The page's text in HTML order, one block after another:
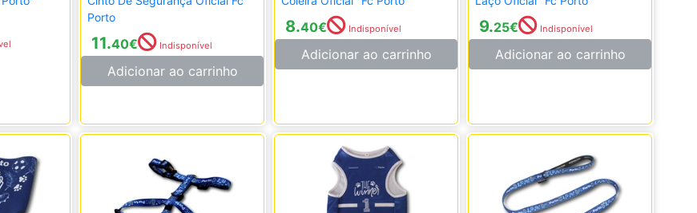
Porto
11.40€ Indisponível
Adicionar ao carrinho
8.40€ Indisponível
Adicionar ao carrinho
9.25€ Indisponível
Adicionar ao carrinho